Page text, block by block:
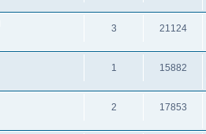
3 21124
1 15882
2 17853